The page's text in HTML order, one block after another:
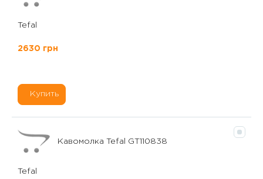
Tefal
2630 грн
Купить
Кавомолка Tefal GT110838
Tefal